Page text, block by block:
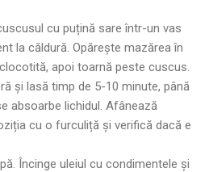
cu puțină sare într-un vas
la căldură. Opărește mazărea în
apoi toarnă peste cuscus.
și lasă timp de 5-10 minute, până
absoarbe lichidul. Afânează
cu o furculiță și verifică dacă e
Încinge uleiul cu condimentele și